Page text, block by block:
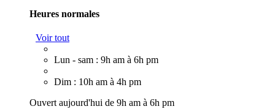
Heures normales
Voir tout
Lun - sam : 9h am à 6h pm
Dim : 10h am à 4h pm
Ouvert aujourd'hui de 9h am à 6h pm